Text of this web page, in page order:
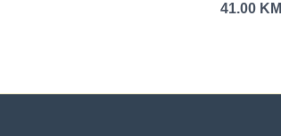
41.00 KM